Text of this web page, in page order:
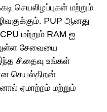
செயலிழப்புகள் மற்றும்
PUP ஆனது
மற்றும் RAM ஐ
சேவையை
சிதைவு உங்கள்
செயல்திறன்
ஏமாற்றம் மற்றும்